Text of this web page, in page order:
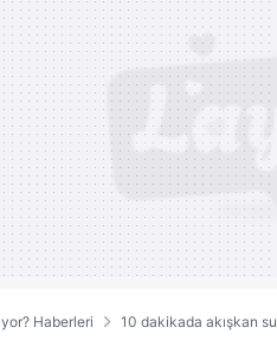
Haberleri
10 dakikada akışkan